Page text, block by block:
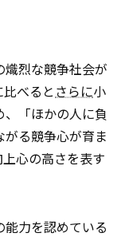
熾烈な競争社会が
べると さらに小
「ほかの人に負
る競争心が育ま
心の高さを表す
力を認めている